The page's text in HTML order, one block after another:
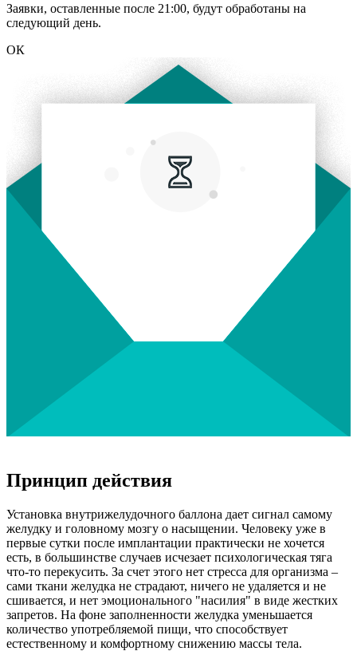
Заявки, оставленные после 21:00, будут обработаны на
следующий день.
ОК
Принцип действия
Установка внутрижелудочного баллона дает сигнал самому
желудку и головному мозгу о насыщении. Человеку уже в
первые сутки после имплантации практически не хочется
есть, в большинстве случаев исчезает психологическая тяга
что-то перекусить. За счет этого нет стресса для организма –
сами ткани желудка не страдают, ничего не удаляется и не
сшивается, и нет эмоционального "насилия" в виде жестких
запретов. На фоне заполненности желудка уменьшается
количество употребляемой пищи, что способствует
естественному и комфортному снижению массы тела.